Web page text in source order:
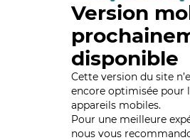
Version
disponible
Cette version du site
encore optimisée pour
appareils mobiles.
Pour une meilleure
nous vous